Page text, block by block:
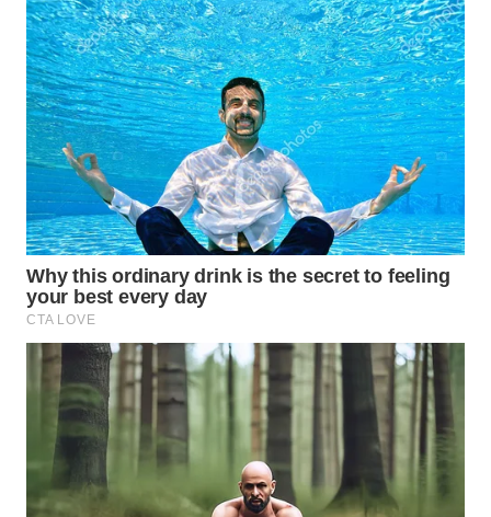
WN
GORONTALO
WN
SULUT
WN
MALUKU
WN
MALUT
WN
DAIRI
DANAU
TOBA